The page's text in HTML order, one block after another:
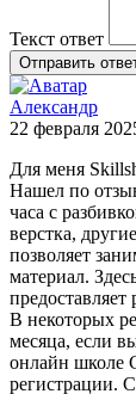
Текст ответ
Отправить
Александр
22 февраля
Для меня
Нашел по
часа с
верстка,
позволяет
материал.
В некоторых
месяца, если
онлайн школе
регистрации.